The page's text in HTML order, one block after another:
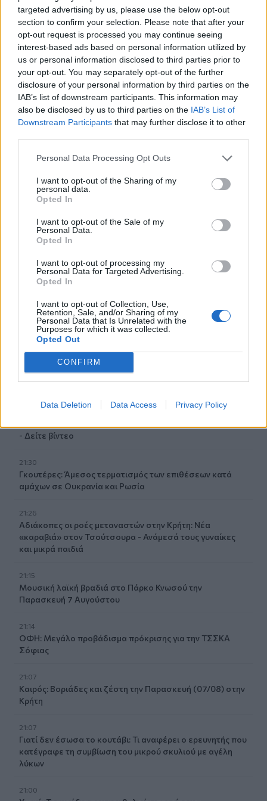
targeted advertising by us, please use the below opt-out
section to confirm your selection. Please note that after your
opt-out request is processed you may continue seeing
interest-based ads based on personal information utilized by
us or personal information disclosed to third parties prior to
your opt-out. You may separately opt-out of the further
disclosure of your personal information by third parties on the
IAB’s list of downstream participants. This information may
also be disclosed by us to third parties on the IAB’s List of
Downstream Participants that may further disclose it to other
Personal Data Processing Opt Outs
I want to opt-out of the Sharing of my
personal data.
Opted In
I want to opt-out of the Sale of my
Personal Data.
Opted In
I want to opt-out of processing my
Personal Data for Targeted Advertising.
Opted In
I want to opt-out of Collection, Use,
Retention, Sale, and/or Sharing of my
Personal Data that Is Unrelated with the
Purposes for which it was collected.
Opted Out
CONFIRM
Data Deletion Data Access Privacy Policy
νεκρή σε χωράφι
23:00
Ιταλία: Στη Νάπολη καταγράφηκε θερμοκρασία-ρεκόρ 48
βαθμών
22:32
Υπόθεση Marfin: Έφθασε στην Ελλάδα η 46χρονη
κατηγορούμενη για εμπρησμό
πυρκαγιές
Χρήστος Δάντης: «Δεν περίμενα την αχαριστία, 22 χρόνια
έγραψα αυτό το τραγούδι»
Ξεκινούν τα δοκιμαστικά δρομολόγια της επέκτασης του
Μετρό Θεσσαλονίκης
Τζόκερ: Αυτοί είναι οι τυχεροί αριθμοί που κερδίζουν
πάνω από 2 εκατ. ευρώ
Συρία: Βόμβα εξερράγη σε λεωφορείο κοντά στη
Δαμασκό – Τουλάχιστον 2 νεκροί και 13 τραυματίες
Απίστευτο περιστατικό σε αγώνα μπέιζμπολ: Μπαστούνι
- Δείτε βίντεο
21:30
Γκουτέρες: Άμεσος τερματισμός των επιθέσεων κατά
αμάχων σε Ουκρανία και Ρωσία
21:26
Αδιάκοπες οι ροές μεταναστών στην Κρήτη: Νέα
«καραβιά» στον Τσούτσουρα - Ανάμεσά τους γυναίκες
και μικρά παιδιά
21:15
Μουσική λαϊκή βραδιά στο Πάρκο Κνωσού την
Παρασκευή 7 Αυγούστου
21:14
ΟΦΗ: Μεγάλο προβάδισμα πρόκρισης για την ΤΣΣΚΑ
Σόφιας
21:07
Καιρός: Βοριάδες και ζέστη την Παρασκευή (07/08) στην
Κρήτη
21:07
Γιατί δεν έσωσα το κουτάβι: Τι αναφέρει ο ερευνητής που
κατέγραφε τη συμβίωση του μικρού σκυλιού με αγέλη
λύκων
21:00